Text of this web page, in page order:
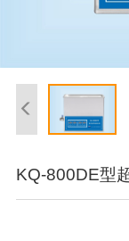
KQ-800DE型